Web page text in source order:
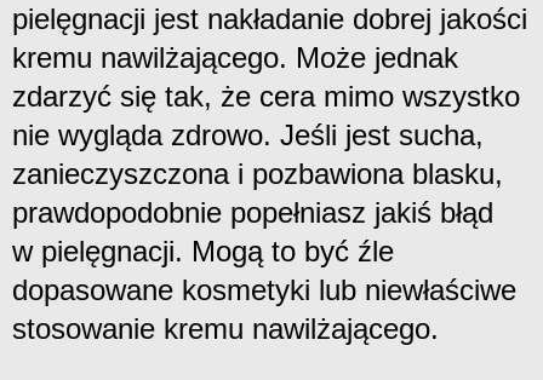
pielęgnacji jest nakładanie dobrej jakości
kremu nawilżającego. Może jednak
zdarzyć się tak, że cera mimo wszystko
nie wygląda zdrowo. Jeśli jest sucha,
zanieczyszczona i pozbawiona blasku,
prawdopodobnie popełniasz jakiś błąd
w pielęgnacji. Mogą to być źle
dopasowane kosmetyki lub niewłaściwe
stosowanie kremu nawilżającego.